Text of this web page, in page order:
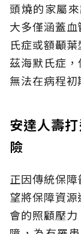
頭燒的家屬
大多僅涵蓋
氏症或額顳
茲海默氏症，
無法在病程初
安達人壽
險
正因傳統保
望將保障資
會的照顧壓